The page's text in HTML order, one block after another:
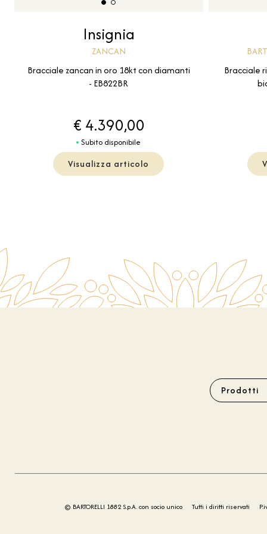
Insignia
ZANCAN
Bracciale zancan in oro 18kt con diamanti
- EB822BR
€ 4.390,00
Subito disponibile
Visualizza articolo
Bracciale
Prodotti
© BARTORELLI 1882 S.p.A. con socio unico Tutti i diritti riservati